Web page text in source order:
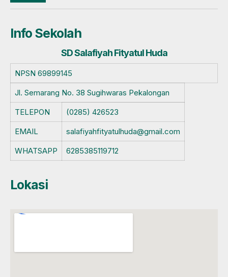
Info Sekolah
SD Salafiyah Fityatul Huda
NPSN 69899145
Jl. Semarang No. 38 Sugihwaras Pekalongan
TELEPON
(0285) 426523
EMAIL
salafiyahfityatulhuda@gmail.com
WHATSAPP
6285385119712
Lokasi